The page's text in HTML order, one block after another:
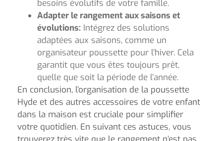
besoins évolutifs de votre famille.
Adapter le rangement aux saisons et
évolutions: Intégrez des solutions
adaptées aux saisons, comme un
organisateur poussette pour l’hiver. Cela
garantit que vous êtes toujours prêt,
quelle que soit la période de l’année.
En conclusion, l’organisation de la poussette
Hyde et des autres accessoires de votre enfant
dans la maison est cruciale pour simplifier
votre quotidien. En suivant ces astuces, vous